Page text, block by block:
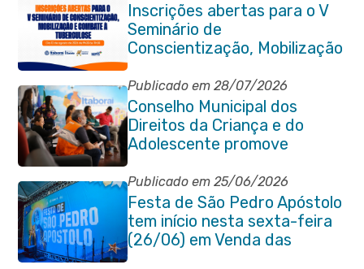
Inscrições abertas para o V
Seminário de
Conscientização, Mobilização
e Combate à Tuberculose em
Itaboraí
Publicado em 28/07/2026
Conselho Municipal dos
Direitos da Criança e do
Adolescente promove
reunião de alinhamento com
órgãos públicos
Publicado em 25/06/2026
Festa de São Pedro Apóstolo
tem início nesta sexta-feira
(26/06) em Venda das
Pedras